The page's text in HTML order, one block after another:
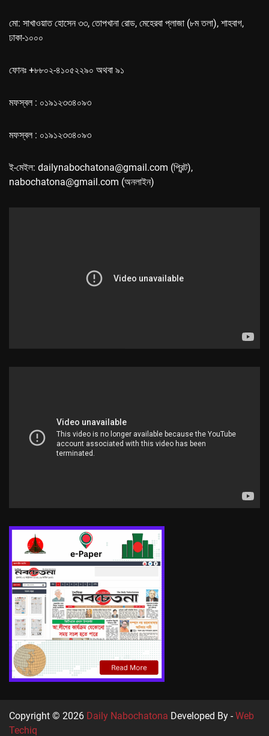
মো: সাখাওয়াত হোসেন ৩৩, তোপখানা রোড, মেহেরবা প্লাজা (৮ম তলা), শাহবাগ,
ঢাকা-১০০০
ফোনঃ +৮৮০২-৪১০৫২২৯০ অথবা ৯১
মফস্বল : ০১৯১২৩৩৪০৯৩
মফস্বল : ০১৯১২৩৩৪০৯৩
ই-মেইল: dailynabochatona@gmail.com (প্রিন্ট),
nabochatona@gmail.com (অনলাইন)
Copyright © 2026 Daily Nabochatona Developed By -Web
Techiq